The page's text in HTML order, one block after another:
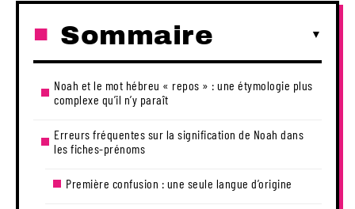
Sommaire
Noah et le mot hébreu « repos » : une étymologie plus
complexe qu’il n’y paraît
Erreurs fréquentes sur la signification de Noah dans
les fiches-prénoms
Première confusion : une seule langue d’origine